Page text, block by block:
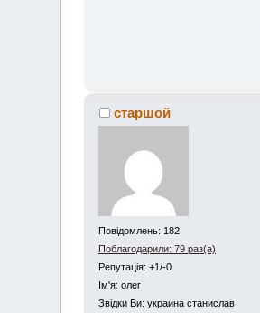
старшой
Повідомлень: 182
Поблагодарили: 79 раз(а)
Репутація: +1/-0
Iм'я: олег
Звідки Ви: украина станислав